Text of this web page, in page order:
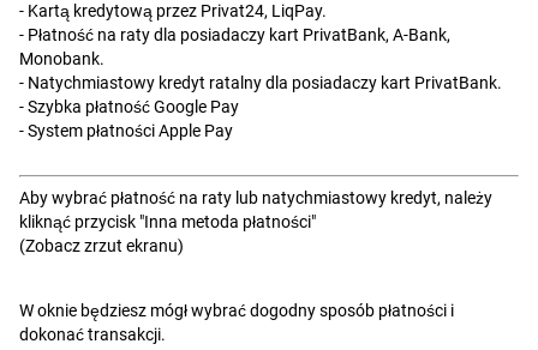
- Kartą kredytową przez Privat24, LiqPay.
- Płatność na raty dla posiadaczy kart PrivatBank, A-Bank,
Monobank.
- Natychmiastowy kredyt ratalny dla posiadaczy kart PrivatBank.
- Szybka płatność Google Pay
- System płatności Apple Pay
Aby wybrać płatność na raty lub natychmiastowy kredyt, należy
kliknąć przycisk "Inna metoda płatności"
(Zobacz zrzut ekranu)
W oknie będziesz mógł wybrać dogodny sposób płatności i
dokonać transakcji.